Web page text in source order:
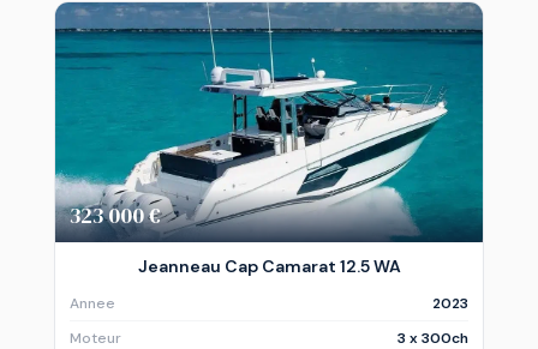
323 000 €
Jeanneau Cap Camarat 12.5 WA
Annee
2023
Moteur
3 x 300ch